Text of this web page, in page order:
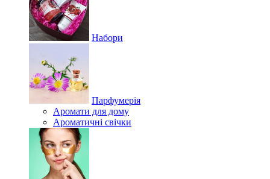
Набори
Парфумерія
Аромати для дому
Ароматичні свічки